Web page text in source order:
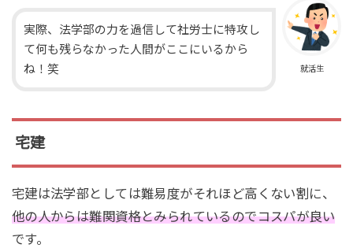
就活生
実際、法学部の力を過信して社労士に特攻し
て何も残らなかった人間がここにいるから
ね！笑
宅建
宅建は法学部としては難易度がそれほど高くない割に、
他の人からは難関資格とみられているのでコスパが良い
です。